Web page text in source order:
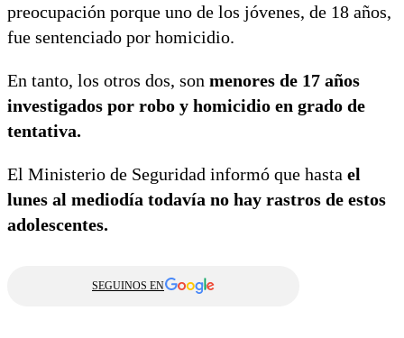
preocupación porque uno de los jóvenes, de 18 años,
fue sentenciado por homicidio.
En tanto, los otros dos, son menores de 17 años
investigados por robo y homicidio en grado de
tentativa.
El Ministerio de Seguridad informó que hasta el
lunes al mediodía todavía no hay rastros de estos
adolescentes.
SEGUINOS EN